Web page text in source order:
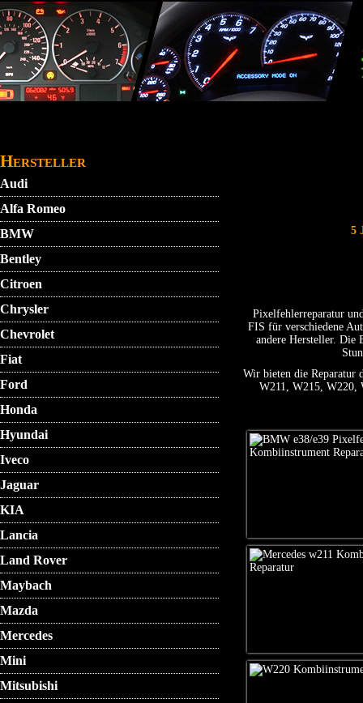
Direkt zum Inhalt
Hersteller
Audi
Alfa Romeo
BMW
Bentley
Citroen
Chrysler
Chevrolet
Fiat
Ford
Honda
Hyundai
Iveco
Jaguar
KIA
Lancia
Land Rover
Maybach
Mazda
Mercedes
Mini
Mitsubishi
5
Pixelfehlerreparatur
FIS für verschiedene
andere Hersteller. Die
Wir bieten die
W211, W215, W220,